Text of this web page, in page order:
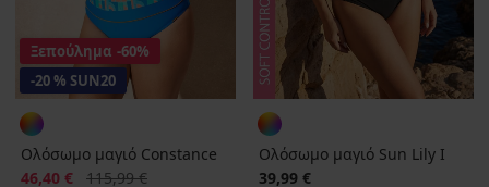
Ξεπούλημα -60%
-20 % SUN20
Ολόσωμο μαγιό Constance
Έκπτωση
46,40 € Αρχική τιμή
115,99 €
Ολόσωμο μαγιό Sun Lily I
39,99 €